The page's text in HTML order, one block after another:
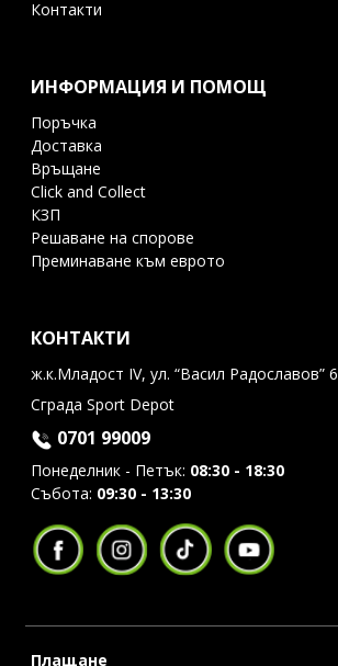
Контакти
ИНФОРМАЦИЯ И ПОМОЩ
Поръчка
Доставка
Връщане
Click and Collect
КЗП
Решаване на спорове
Преминаване към еврото
КОНТАКТИ
ж.к.Младост IV, ул. “Васил Радославов” 6
Сграда Sport Depot
0701 99009
Понеделник - Петък: 08:30 - 18:30
Събота: 09:30 - 13:30
Плащане